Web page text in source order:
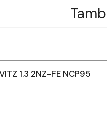
1.3 2NZ-FE NCP95